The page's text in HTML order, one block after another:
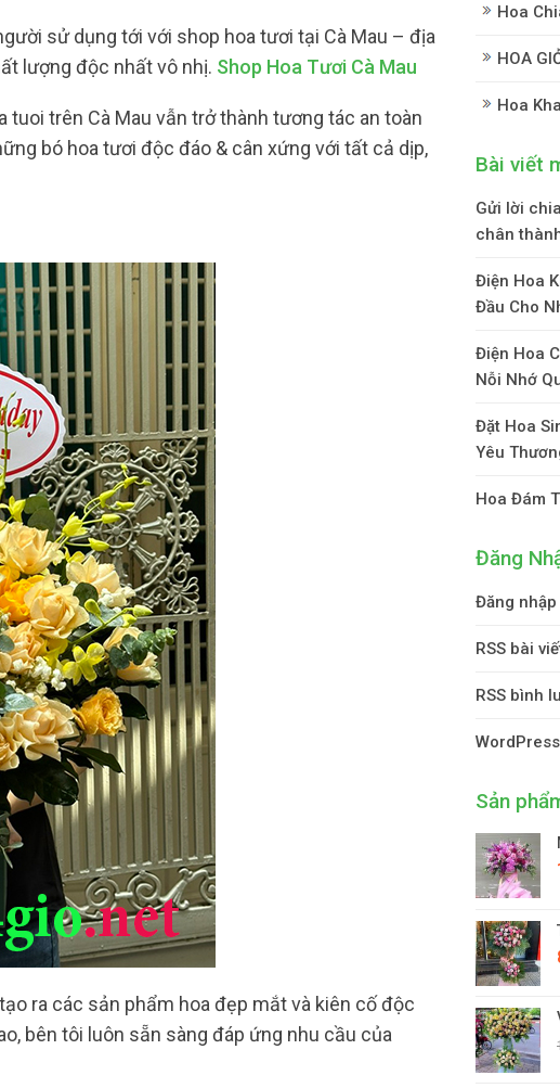
sử dụng tới với shop hoa tươi tại Cà Mau – địa
lượng độc nhất vô nhị. Shop Hoa Tươi Cà Mau
trên Cà Mau vẫn trở thành tương tác an toàn
bó hoa tươi độc đáo & cân xứng với tất cả dịp,
ra các sản phẩm hoa đẹp mắt và kiên cố độc
bên tôi luôn sẵn sàng đáp ứng nhu cầu của
Hoa
HOA
Hoa
Bài viết
Gửi lời
chân
Điện Hoa
Đầu Cho
Điện Hoa
Nỗi Nhớ
Đặt Hoa
Yêu
Hoa Đám
Đăng
Đăng nhập
RSS bài
RSS bình
Sản